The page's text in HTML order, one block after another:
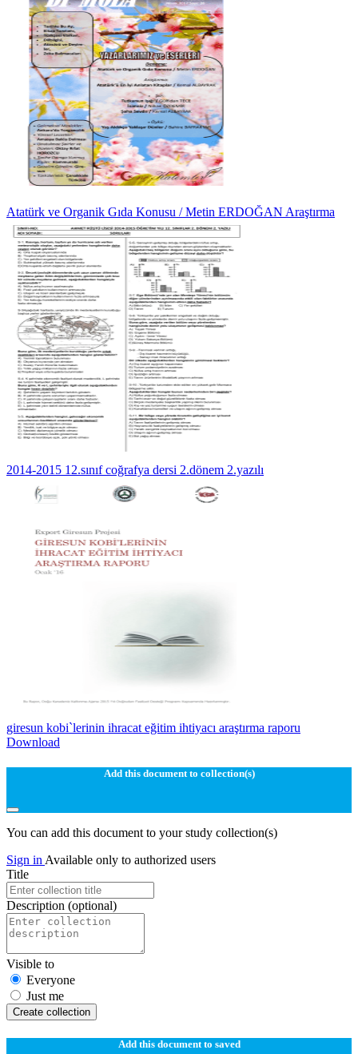
Atatürk ve Organik Gıda Konusu / Metin ERDOĞAN Araştırma
2014-2015 12.sınıf coğrafya dersi 2.dönem 2.yazılı
giresun kobi`lerinin ihracat eğitim ihtiyacı araştırma raporu
Download
Add this document to collection(s)
You can add this document to your study collection(s)
Sign in Available only to authorized users
Title
Description (optional)
Visible to
Everyone
Just me
Create collection
Add this document to saved